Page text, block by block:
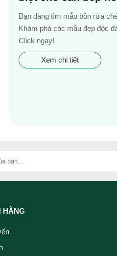
Bạn đang tìm mẫu bồn rửa
Khám phá các mẫu đẹp độc
Click ngay!
Xem chi tiết
HÀNG